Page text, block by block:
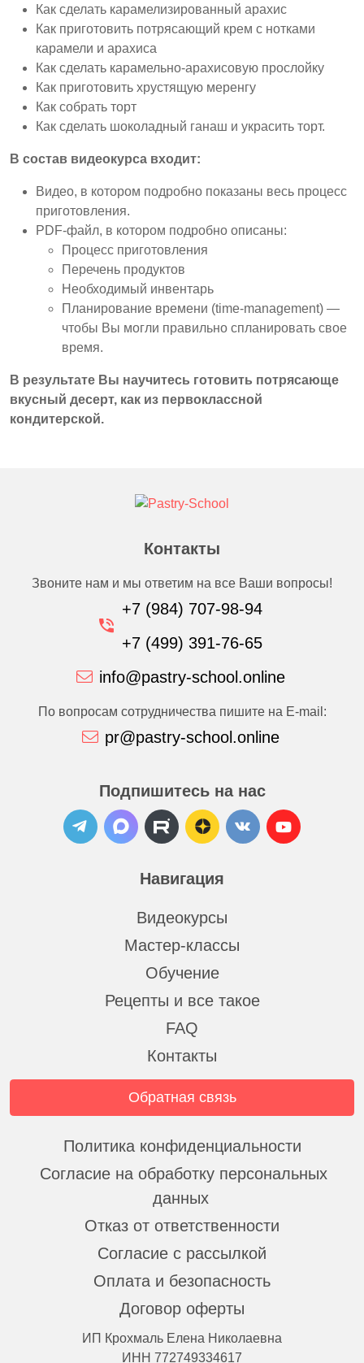
Как сделать карамелизированный арахис
Как приготовить потрясающий крем с нотками
карамели и арахиса
Как сделать карамельно-арахисовую прослойку
Как приготовить хрустящую меренгу
Как собрать торт
Как сделать шоколадный ганаш и украсить торт.
В состав видеокурса входит:
Видео, в котором подробно показаны весь процесс
приготовления.
PDF-файл, в котором подробно описаны:
Процесс приготовления
Перечень продуктов
Необходимый инвентарь
Планирование времени (time-management) —
чтобы Вы могли правильно спланировать свое
время.
В результате Вы научитесь готовить потрясающе
вкусный десерт, как из первоклассной
кондитерской.
Навигация
Видеокурсы
Мастер-классы
Обучение
Рецепты и все такое
FAQ
Контакты
Контакты
Звоните нам и мы ответим на все Ваши вопросы!
+7 (984) 707-98-94
+7 (499) 391-76-65
info@pastry-school.online
По вопросам сотрудничества пишите на E-mail:
pr@pastry-school.online
Подпишитесь на нас
Обратная связь
Политика конфиденциальности
Согласие на обработку персональных
данных
Отказ от ответственности
Согласие с рассылкой
Оплата и безопасность
Договор оферты
ИП Крохмаль Елена Николаевна
ИНН 772749334617